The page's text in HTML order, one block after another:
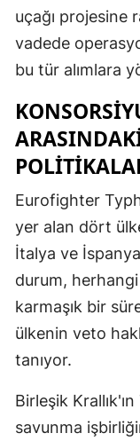
uçağı projesine
vadede
bu tür alımlara
Eurofighter
yer alan dört
İtalya ve
durum, herhangi
karmaşık bir
ülkenin veto
tanıyor.
Birleşik
savunma